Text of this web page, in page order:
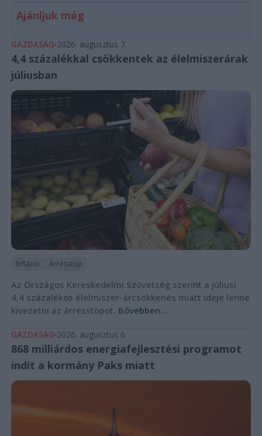
Ajánljuk még
GAZDASÁG 2026. augusztus 7.
4,4 százalékkal csökkentek az élelmiszerárak
júliusban
Infláció Árrésstop
Az Országos Kereskedelmi Szövetség szerint a júliusi
4,4 százalékos élelmiszer-árcsökkenés miatt ideje lenne
kivezetni az árrésstopot. Bővebben...
GAZDASÁG 2026. augusztus 6.
868 milliárdos energiafejlesztési programot
indít a kormány Paks miatt